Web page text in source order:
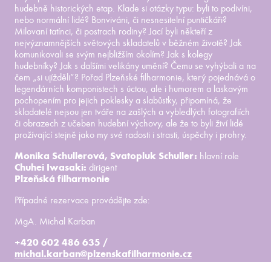
hudebně historických etap. Klade si otázky typu: byli to podivíni,
nebo normální lidé? Bonviváni, či nesnesitelní puntičkáři?
Milovaní tatínci, či postrach rodiny? Jací byli někteří z
nejvýznamnějších světových skladatelů v běžném životě? Jak
komunikovali se svým nejbližším okolím? Jak s kolegy
hudebníky? Jak s dalšími velikány umění? Čemu se vyhýbali a na
čem „si ujížděli”? Pořad Plzeňské filharmonie, který pojednává o
legendárních komponistech s úctou, ale i humorem a laskavým
pochopením pro jejich poklesky a slabůstky, připomíná, že
skladatelé nejsou jen tváře na zašlých a vybledlých fotografiích
či obrazech z učeben hudební výchovy, ale že to byli živí lidé
prožívající stejně jako my své radosti i strasti, úspěchy i prohry.
Monika Schullerová, Svatopluk Schuller: hlavní role
Chuhei Iwasaki: dirigent
Plzeňská filharmonie
Případné rezervace provádějte zde:
MgA. Michal Karban
+420 602 486 635 /
michal.karban@plzenskafilharmonie.cz